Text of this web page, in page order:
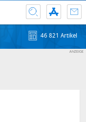
46 821 Artikel